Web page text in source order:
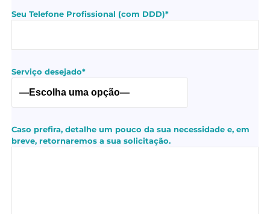
Seu Telefone Profissional (com DDD)*
Serviço desejado*
Caso prefira, detalhe um pouco da sua necessidade e, em
breve, retornaremos a sua solicitação.